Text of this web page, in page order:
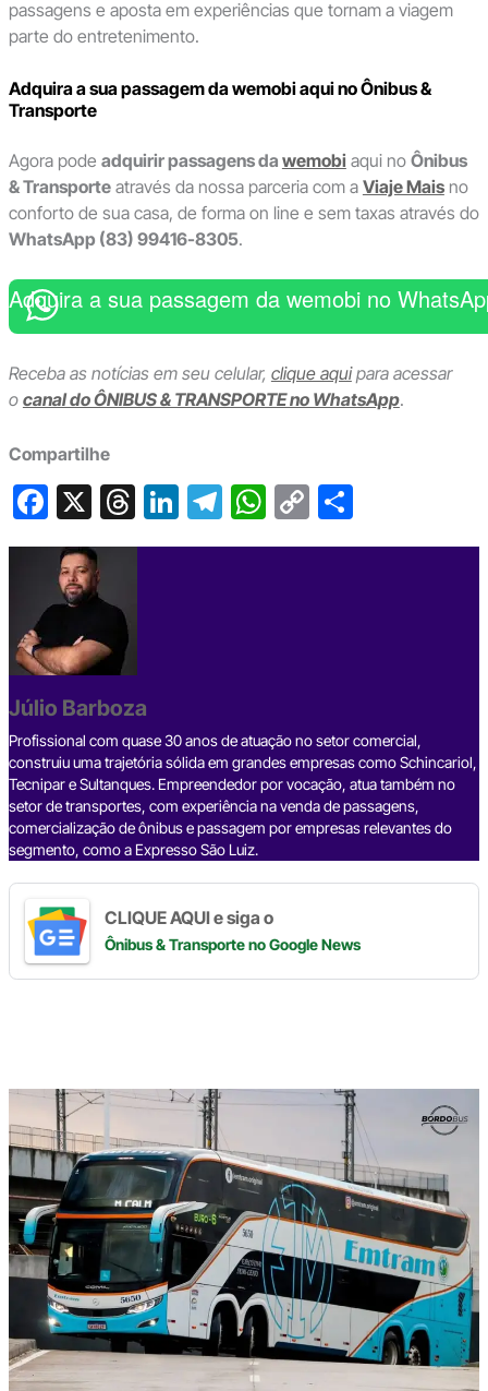
passagens e aposta em experiências que tornam a viagem
parte do entretenimento.
Adquira a sua passagem da wemobi aqui no Ônibus &
Transporte
Agora pode adquirir passagens da wemobi aqui no Ônibus
& Transporteatravés da nossa parceria com a Viaje Maisno
conforto de sua casa, de forma on line e sem taxas através do
WhatsApp (83) 99416-8305.
Adquira a sua passagem da wemobi no
Receba as notícias em seu celular, clique aquipara acessar
o canal do ÔNIBUS & TRANSPORTE no WhatsApp.
Compartilhe
F
a
c
e
b
o
o
k
X T
hr
s
Li
n
T
el
W
h
C
o
S
h
Júlio Barboza
Profissional com quase 30 anos de atuação no setor comercial,
construiu uma trajetória sólida em grandes empresas como Schincariol,
Tecnipar e Sultanques. Empreendedor por vocação, atua também no
setor de transportes, com experiência na venda de passagens,
comercialização de ônibus e passagem por empresas relevantes do
segmento, como a Expresso São Luiz.
CLIQUE AQUI e siga o
Ônibus & Transporteno Google News
Digite
aqui
o
seu
e-
mail